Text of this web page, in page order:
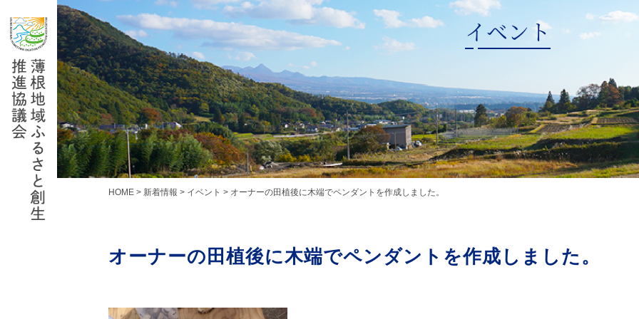
content
イベント
HOME > 新着情報 > イベント > オーナーの田植後に木端でペンダントを作成しました。
オーナーの田植後に木端でペンダントを作成しました。